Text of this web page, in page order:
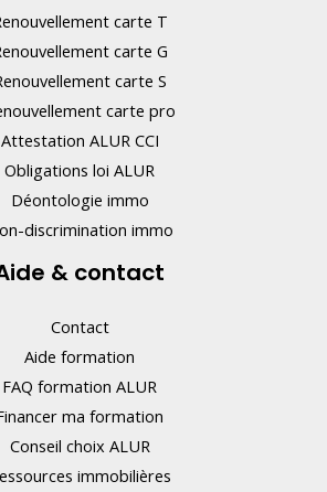
carte T
carte G
carte S
carte pro
Attestation ALUR CCI
Obligations loi ALUR
Déontologie immo
discrimination immo
& contact
Contact
Aide formation
FAQ formation ALUR
ma formation
Conseil choix ALUR
immobilières